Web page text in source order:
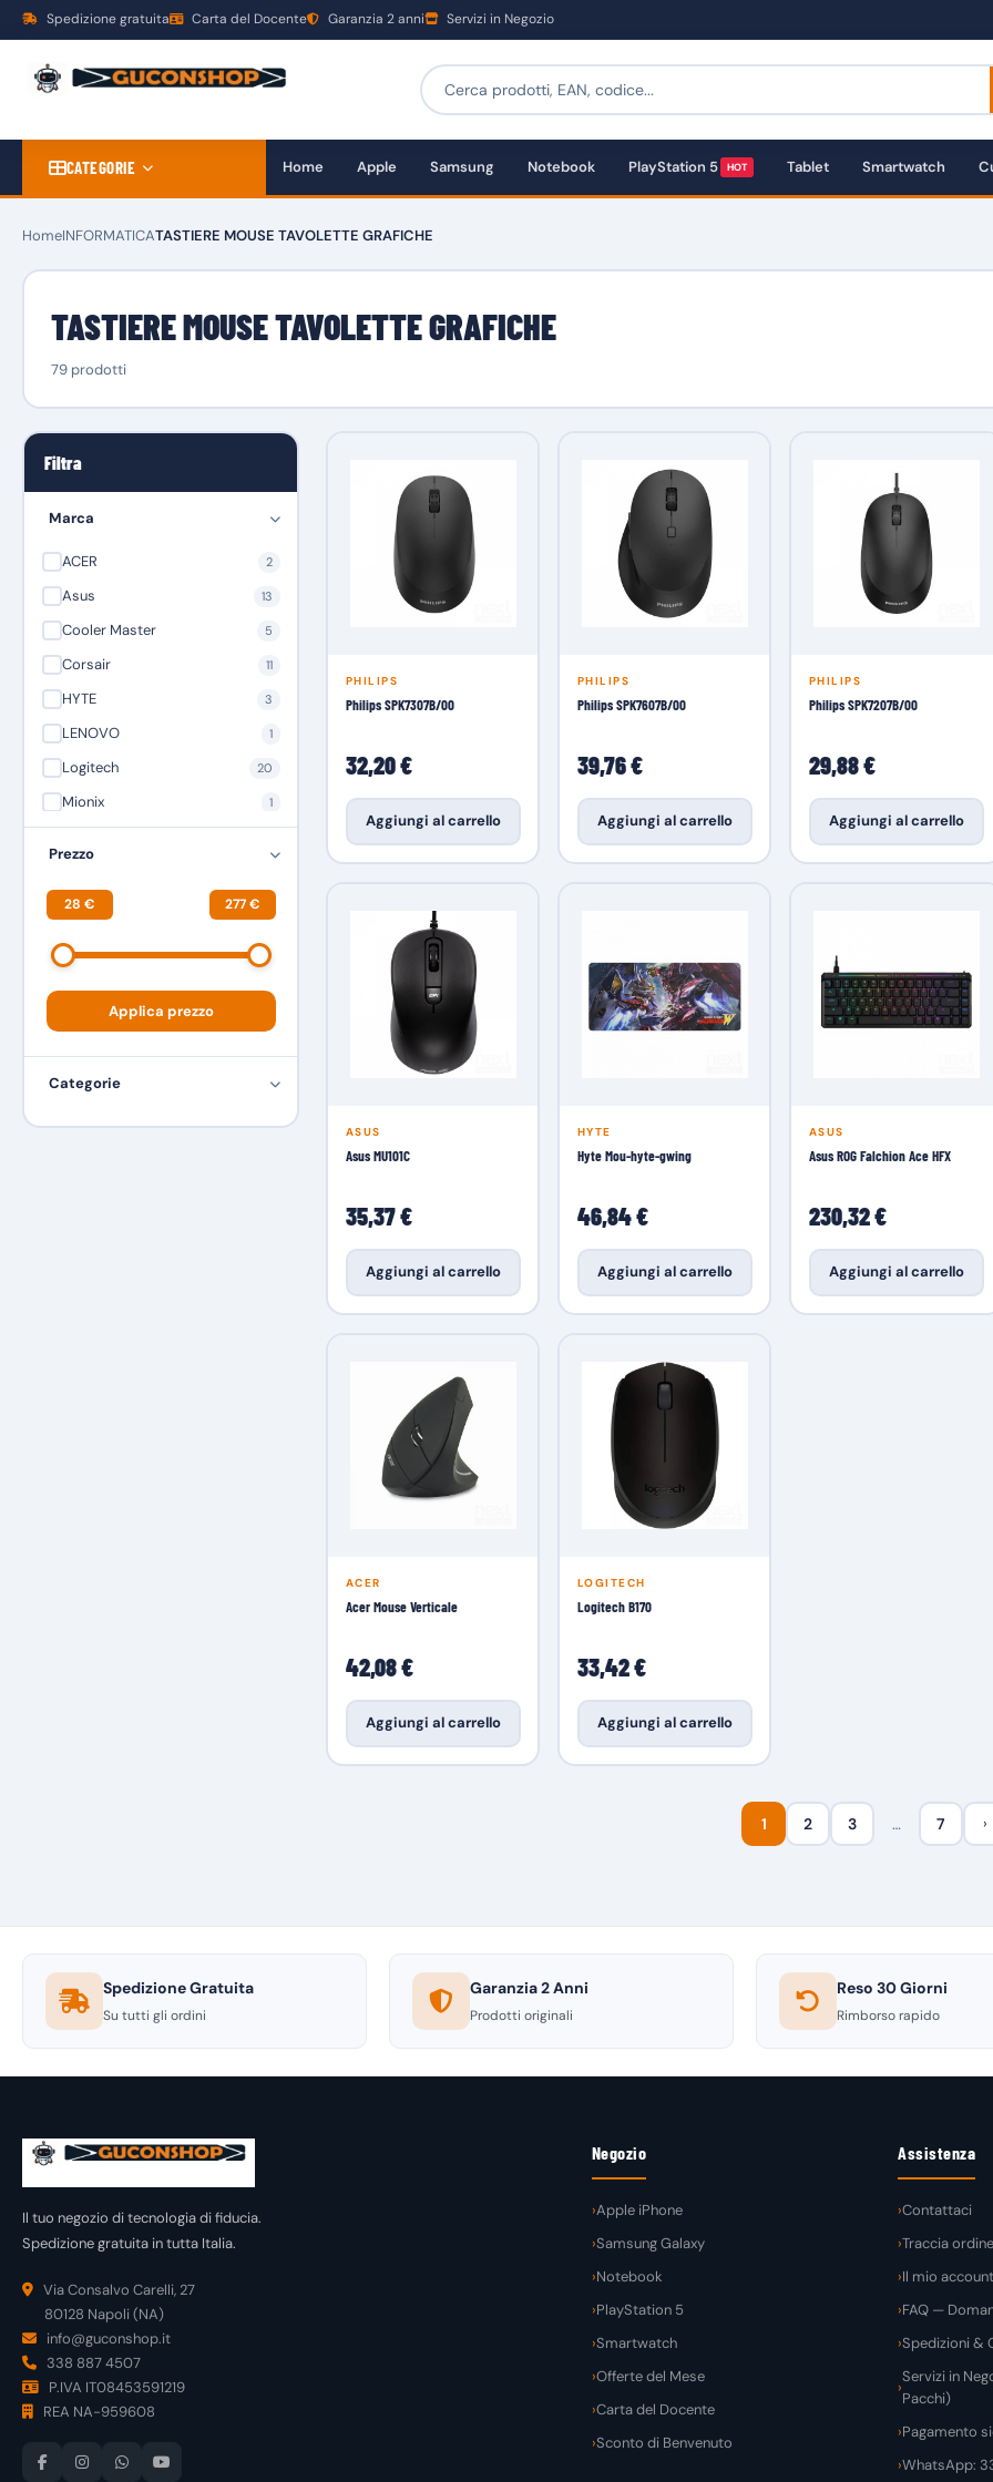
Spedizione gratuita Carta del Docente Garanzia 2 anni Servizi in Negozio
CATEGORIE Home Apple Samsung Notebook PlayStation 5 HOT Tablet Smartwatch
HomeINFORMATICATASTIERE MOUSE TAVOLETTE GRAFICHE
TASTIERE MOUSE TAVOLETTE GRAFICHE
79 prodotti
Filtra
Marca
ACER 2
Asus 13
Cooler Master 5
Corsair 11
HYTE 3
LENOVO 1
Logitech 20
Mionix 1
Nitro Concepts
Philips
Powercolor
SteelSeries
Prezzo
28 € 277 €
Applica prezzo
Categorie
PHILIPS
Philips SPK7307B/00
32,20 €
Aggiungi al carrello
PHILIPS
Philips SPK7607B/00
39,76 €
Aggiungi al carrello
PHILIPS
Philips SPK7207B/00
29,88 €
Aggiungi al carrello
ASUS
Asus MU101C
35,37 €
Aggiungi al carrello
HYTE
Hyte Mou-hyte-gwing
46,84 €
Aggiungi al carrello
ASUS
Asus ROG Falchion Ace HFX
230,32 €
Aggiungi al carrello
ACER
Acer Mouse Verticale
42,08 €
Aggiungi al carrello
LOGITECH
Logitech B170
33,42 €
Aggiungi al carrello
1 2 3 … 7 ›
Spedizione Gratuita
Su tutti gli ordini
Garanzia 2 Anni
Prodotti originali
Reso 30 Giorni
Rimborso rapido
Il tuo negozio di tecnologia di fiducia.
Spedizione gratuita in tutta Italia.
Via Consalvo Carelli, 27
80128 Napoli (NA)
info@guconshop.it
338 887 4507
P.IVA IT08453591219
REA NA-959608
Negozio
Apple iPhone
Samsung Galaxy
Notebook
PlayStation 5
Smartwatch
Offerte del Mese
Carta del Docente
Sconto di Benvenuto
Assistenza
Contattaci
Traccia
Il mio
FAQ —
Spedizioni &
Servizi in
Pacchi)
Pagamento
WhatsApp: